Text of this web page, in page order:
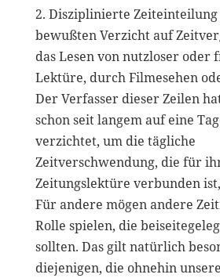
2. Disziplinierte Zeiteinteilung
bewußten Verzicht auf
das Lesen von nutzloser
Lektüre, durch Filmesehen
Der Verfasser dieser Zeilen
schon seit langem auf eine
verzichtet, um die tägliche
Zeitverschwendung, die für
Zeitungslektüre verbunden
Für andere mögen andere
Rolle spielen, die
sollten. Das gilt natürlich
diejenigen, die ohnehin